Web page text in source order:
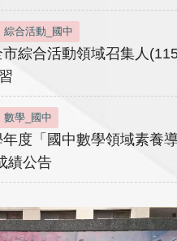
綜合活動_國中
綜合活動領域召集人
數學_國中
度「國中數學領域素養
績公告